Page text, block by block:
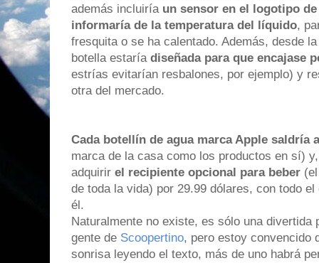
además incluiría un sensor en el logotipo
informaría de la temperatura del líquido,
fresquita o se ha calentado. Además, desde
botella estaríadiseñada para que encajase
estrías evitarían resbalones, por ejemplo) y
otra del mercado.
Cada botellín de agua marca Apple saldría
marca de la casa como los productos en sí)
adquirir el recipiente opcional para beber
de toda la vida) por 29.99 dólares, con todo
él.
Naturalmente no existe, es sólo una divertida
gente de Scoopertino, pero estoy convencido
sonrisa leyendo el texto, más de uno habrá